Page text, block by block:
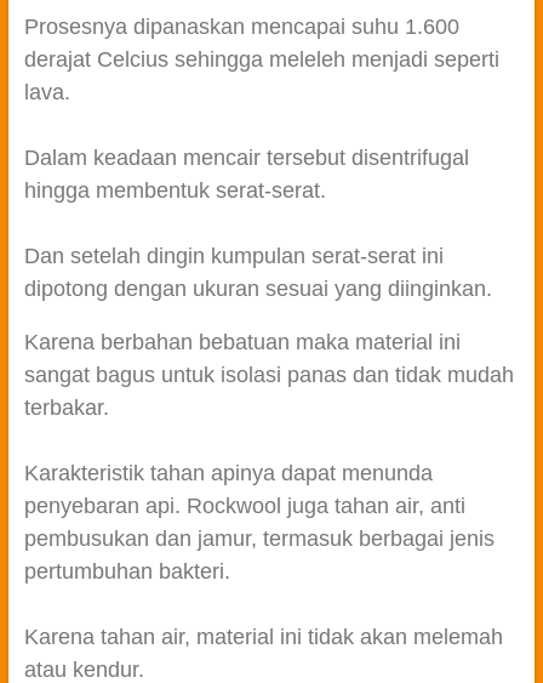
Prosesnya dipanaskan mencapai suhu 1.600
derajat Celcius sehingga meleleh menjadi seperti
lava.
Dalam keadaan mencair tersebut disentrifugal
hingga membentuk serat-serat.
Dan setelah dingin kumpulan serat-serat ini
dipotong dengan ukuran sesuai yang diinginkan.
Karena berbahan bebatuan maka material ini
sangat bagus untuk isolasi panas dan tidak mudah
terbakar.
Karakteristik tahan apinya dapat menunda
penyebaran api. Rockwool juga tahan air, anti
pembusukan dan jamur, termasuk berbagai jenis
pertumbuhan bakteri.
Karena tahan air, material ini tidak akan melemah
atau kendur.